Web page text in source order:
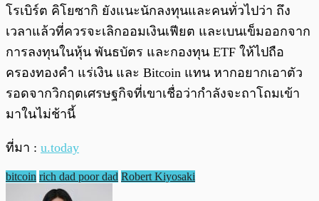
โรเบิร์ต คิโยซากิ ยังแนะนักลงทุนและคนทั่วไปว่า ถึง
เวลาแล้วที่ควรจะเลิกออมเงินเฟียต และเบนเข็มออกจาก
การลงทุนในหุ้น พันธบัตร และกองทุน ETF ให้ไปถือ
ครองทองคำ แร่เงิน และ Bitcoin แทน หากอยากเอาตัว
รอดจากวิกฤตเศรษฐกิจที่เขาเชื่อว่ากำลังจะถาโถมเข้า
มาในไม่ช้านี้
ที่มา : u.today
bitcoin rich dad poor dad Robert Kiyosaki